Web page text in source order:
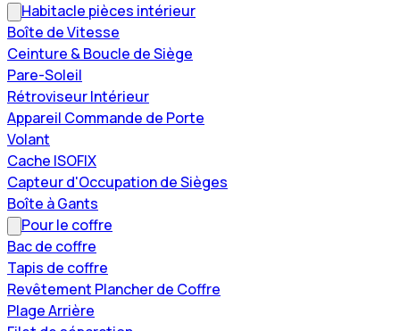
Habitacle pièces intérieur
Boîte de Vitesse
Ceinture & Boucle de Siège
Pare-Soleil
Rétroviseur Intérieur
Appareil Commande de Porte
Volant
Cache ISOFIX
Capteur d'Occupation de Sièges
Boîte à Gants
Pour le coffre
Bac de coffre
Tapis de coffre
Revêtement Plancher de Coffre
Plage Arrière